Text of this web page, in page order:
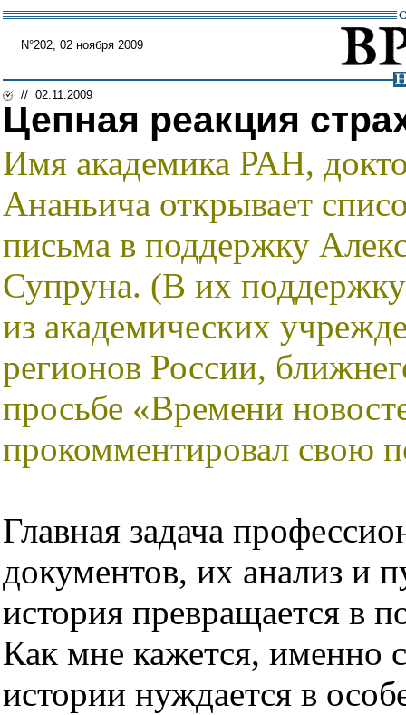
N°202, 02 ноября 2009
// 02.11.2009
Цепная реакция
Имя академика РАН,
Ананьича открывает
письма в поддержку
Супруна. (В их
из академических
регионов России,
просьбе «Времени
прокомментировал свою
Главная задача
документов, их анализ и
история превращается в
Как мне кажется, именно
истории нуждается в